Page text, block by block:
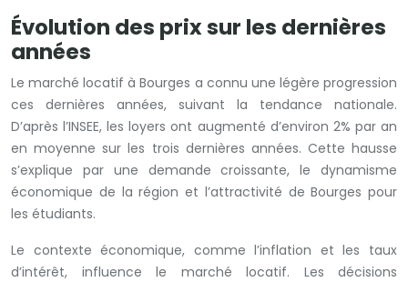
Évolution des prix sur les dernières
années
Le marché locatif à Bourges a connu une légère progression
ces dernières années, suivant la tendance nationale.
D’après l’INSEE, les loyers ont augmenté d’environ 2% par an
en moyenne sur les trois dernières années. Cette hausse
s’explique par une demande croissante, le dynamisme
économique de la région et l’attractivité de Bourges pour
les étudiants.
Le contexte économique, comme l’inflation et les taux
d’intérêt, influence le marché locatif. Les décisions